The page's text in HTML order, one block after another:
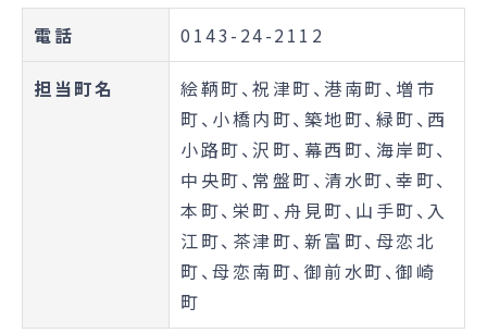
電話 0143-24-2112
担当町名
絵鞆町、祝津町、港南町、増市
町、小橋内町、築地町、緑町、西
小路町、沢町、幕西町、海岸町、
中央町、常盤町、清水町、幸町、
本町、栄町、舟見町、山手町、入
江町、茶津町、新富町、母恋北
町、母恋南町、御前水町、御崎
町